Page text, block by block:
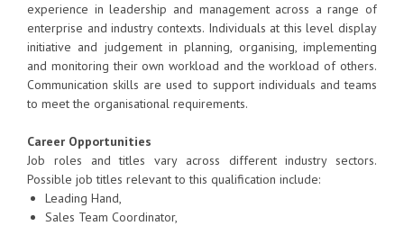
SZUKAJ
Visas & Legal Stay
experience in leadership and management across a range of
enterprise and industry contexts. Individuals at this level display
initiative and judgement in planning, organising, implementing
and monitoring their own workload and the workload of others.
Communication skills are used to support individuals and teams
to meet the organisational requirements.
Career Opportunities
Job roles and titles vary across different industry sectors.
Possible job titles relevant to this qualification include:
Leading Hand,
Sales Team Coordinator,